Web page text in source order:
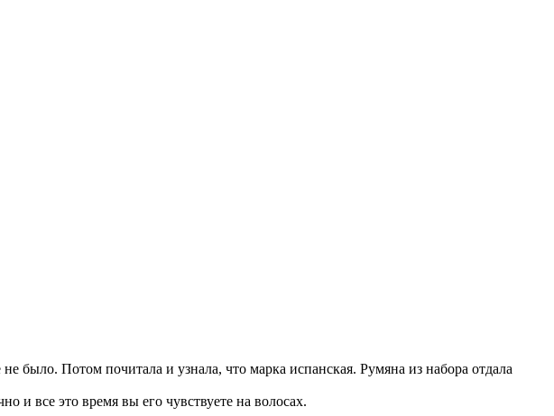
было. Потом почитала и узнала, что марка испанская. Румяна из набора отдала
и все это время вы его чувствуете на волосах.